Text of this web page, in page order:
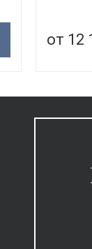
от 12